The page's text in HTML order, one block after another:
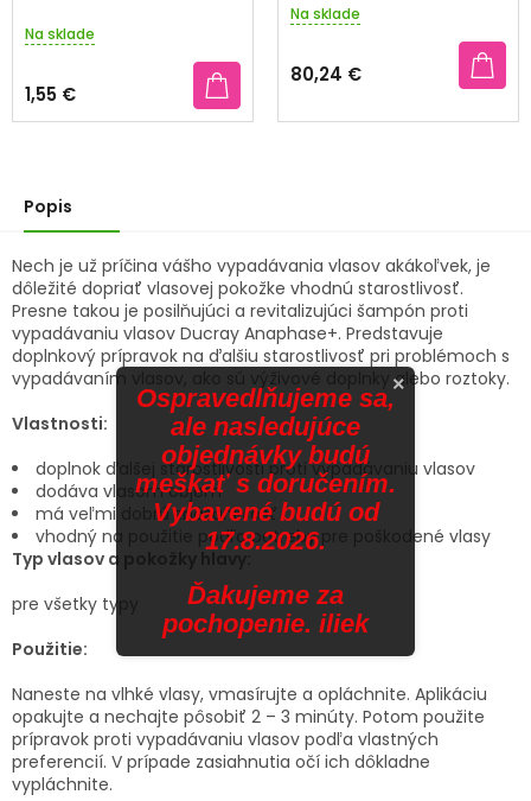
Na sklade
1,55 €
Priemerné
produktu
je
z
Na sklade
80,24 €
Popis
Nech je už príčina vášho vypadávania vlasov akákoľvek, je
dôležité dopriať vlasovej pokožke vhodnú starostlivosť.
Presne takou je posilňujúci a revitalizujúci šampón proti
vypadávaniu vlasov Ducray Anaphase+. Predstavuje
doplnkový prípravok na ďalšiu starostlivosť pri problémoch s
vypadávaním vlasov, ako sú výživové doplnky alebo roztoky.
Vlastnosti:
doplnok ďalšej starostlivosti proti vypadávaniu vlasov
dodáva vlasom objem
má veľmi dobrú znášanlivosť
vhodný na použitie podľa potreby pre poškodené vlasy
Typ vlasov a pokožky hlavy:
pre všetky typy
Použitie:
Naneste na vlhké vlasy, vmasírujte a opláchnite. Aplikáciu
opakujte a nechajte pôsobiť 2 – 3 minúty. Potom použite
prípravok proti vypadávaniu vlasov podľa vlastných
preferencií. V prípade zasiahnutia očí ich dôkladne
vypláchnite.
×
Ospravedlňujeme sa,
ale nasledujúce
objednávky budú
meškať s doručením.
Vybavené budú od
17.8.2026.
Ďakujeme za
pochopenie. iliek